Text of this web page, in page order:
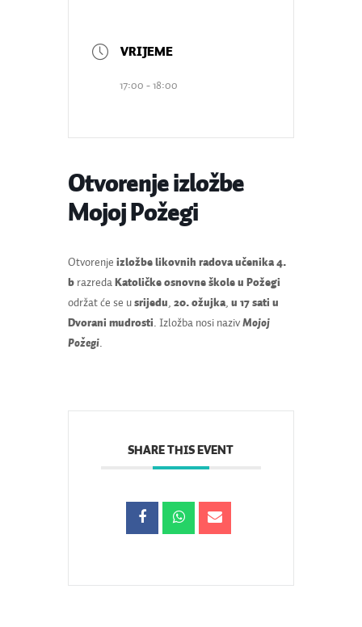
17:00 - 18:00
Otvorenje izložbe
Mojoj Požegi
Otvorenje izložbe likovnih radova učenika 4.
brazreda Katoličke osnovne škole u Požegi
održat će se u srijedu, 20. ožujka, u 17 sati u
Dvorani mudrosti. Izložba nosi nazivMojoj
Požegi.
SHARE THIS EVENT